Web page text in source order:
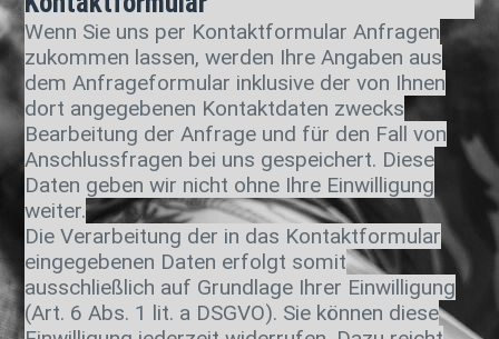
Wenn Sie uns per Kontaktformular Anfragen
zukommen lassen, werden Ihre Angaben aus
dem Anfrageformular inklusive der von Ihnen
dort angegebenen Kontaktdaten zwecks
Bearbeitung der Anfrage und für den Fall von
Anschlussfragen bei uns gespeichert. Diese
Daten geben wir nicht ohne Ihre Einwilligung
weiter.
Die Verarbeitung der in das Kontaktformular
eingegebenen Daten erfolgt somit
ausschließlich auf Grundlage Ihrer Einwilligung
(Art. 6 Abs. 1 lit. a DSGVO). Sie können diese